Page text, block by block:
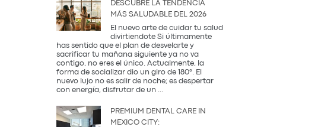
Innovación
Occidental
la
Tradición
Coreana
DESCUBRE LA TENDENCIA
MÁS SALUDABLE DEL 2026
El nuevo arte de cuidar tu salud
divirtiendote Si últimamente
has sentido que el plan de desvelarte y
sacrificar tu mañana siguiente ya no va
contigo, no eres el único. Actualmente, la
forma de socializar dio un giro de 180°. El
nuevo lujo no es salir de noche; es despertar
con energía, disfrutar de un ...
una
PREMIUM DENTAL CARE IN
MEXICO CITY: